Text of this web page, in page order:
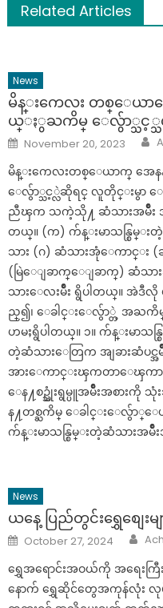
Related Articles
News
မိန္းကေလး တစ္ေယာက္
ယ္ႏွႀကိမ္ ေလွ်ာ္သင့္သ
Posted
on
November 20, 2023
မိန္းကေလးတစ္ေယာက္ အေ
ေလွ်ာ္သင့္လဲဆိုရင္ လူတိုင္းမွာ ေမ
ညီၾက သကဲ့သို႔ ဆံသားအမ်ိဳး အစ
တယ္။ (က) က်န္းမာသန္စြမ္
သား (ဂ) ဆံသားအုံေကာင္း
(မြဲေျခာက္ေျခာက္) ဆံသာ
သားေလးမ်ိဳး ရွိပါတယ္။ အဲဒီ
ည္၍၊ ေခါင္းေလွ်ာ္တဲ့ အႀကိ
ဟမႈရွိပါတယ္။ ၁။ က်န္းမာသန္
တဲ့ဆံသားေတြက အျခားဆံပင္
အားေကာင္းၾကတာေၾကာင့္
ေန႔စဥ္သုံးရွမ္ပူအမ်ိဳးအစားကို
န႔တစ္ႀကိမ္ ေခါင္းေလွ်ာ္ေပ
က်န္းမာသန္စြမ္းတဲ့ဆံသားအမ်ိဳး
News
ယနေ့ ပြည်တွင်းရွှေစျေး
Posted
on
October 27, 2024
ရွှေအရောင်းအဝယ်ကို အရေးက
နောက် ရွှေဆိုင်တွေအကုန်လုံး လု